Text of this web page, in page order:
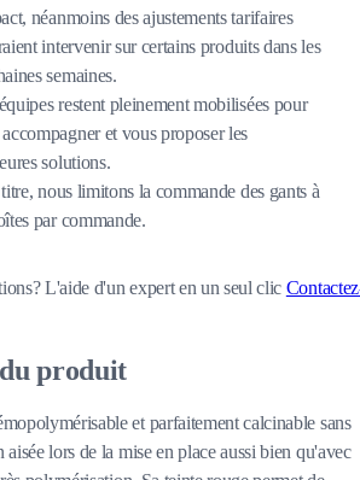
néanmoins des ajustements tarifaires
intervenir sur certains produits dans les
semaines.
restent pleinement mobilisées pour
et vous proposer les
solutions.
nous limitons la commande des gants à
par commande.
L'aide d'un expert en un seul clic
produit
et parfaitement calcinable sans
lors de la mise en place aussi bien qu'avec